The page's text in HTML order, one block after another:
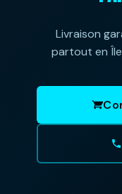
Livraison
partout en